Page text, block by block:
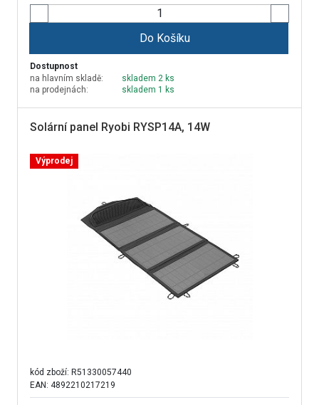
Do Košíku
Dostupnost
na hlavním skladě:
skladem 2 ks
na prodejnách:
skladem 1 ks
Solární panel Ryobi RYSP14A, 14W
Výprodej
kód zboží: R51330057440
EAN: 4892210217219